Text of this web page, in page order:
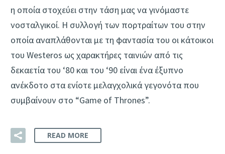
η οποία στοχεύει στην τάση μας να γινόμαστε
νοσταλγικοί. Η συλλογή των πορτραίτων του στην
οποία αναπλάθονται με τη φαντασία του οι κάτοικοι
του Westeros ως χαρακτήρες ταινιών από τις
δεκαετία του ‘80 και του ‘90 είναι ένα έξυπνο
ανέκδοτο στα ενίοτε μελαγχολικά γεγονότα που
συμβαίνουν στο “Game of Thrones”.
READ MORE